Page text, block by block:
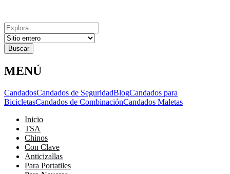
Resultados
para
MENÚ
CandadosCandados de SeguridadBlogCandados para
BicicletasCandados de CombinaciónCandados Maletas
Inicio
TSA
Chinos
Con Clave
Anticizallas
Para Portatiles